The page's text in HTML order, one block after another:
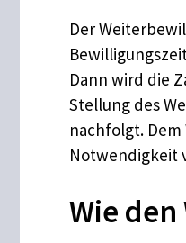
Der
Dann wird die
Stellung des
nachfolgt.
Notwendigkeit
Wie